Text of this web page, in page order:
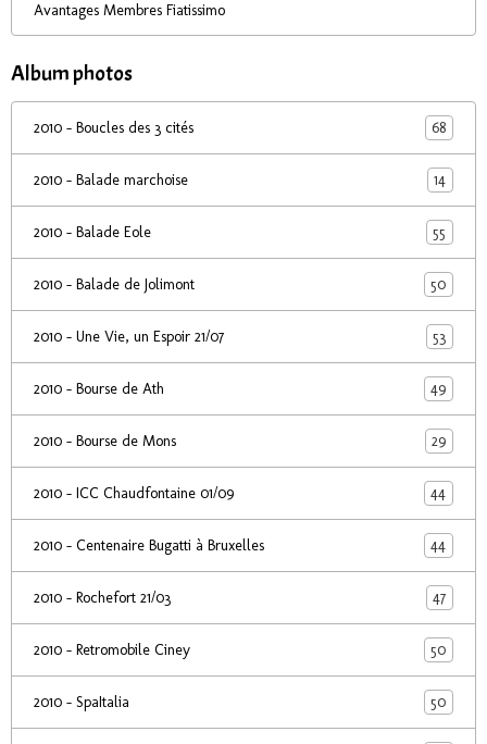
Avantages Membres Fiatissimo
Album photos
2010 - Boucles des 3 cités 68
2010 - Balade marchoise 14
2010 - Balade Eole 55
2010 - Balade de Jolimont 50
2010 - Une Vie, un Espoir 21/07 53
2010 - Bourse de Ath 49
2010 - Bourse de Mons 29
2010 - ICC Chaudfontaine 01/09 44
2010 - Centenaire Bugatti à Bruxelles 44
2010 - Rochefort 21/03 47
2010 - Retromobile Ciney 50
2010 - SpaItalia 50